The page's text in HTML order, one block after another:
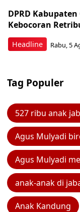
Headline
DPRD
Kebocoran
Rabu, 5
Tag Populer
527 ribu anak
Agus Mulyadi
Agus Mulyadi
anak-anak di
Anak Kandung